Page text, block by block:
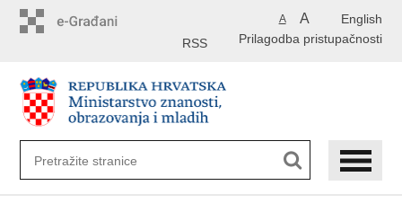
English
A A
Prilagodba pristupačnosti
RSS